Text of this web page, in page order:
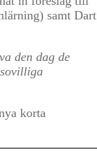
samt Dart
den dag de
korta